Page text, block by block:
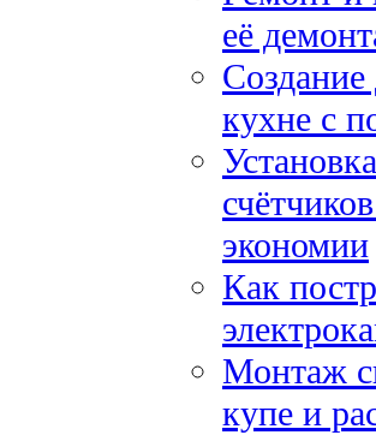
её
Создание
кухне с
экономии
Как
Монтаж
купе и